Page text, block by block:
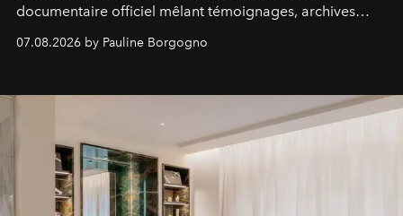
documentaire officiel mêlant témoignages, archives
inédites et plongée dans les coulisses d'un phénomène
générationnel.
07.08.2026 by Pauline Borgogno